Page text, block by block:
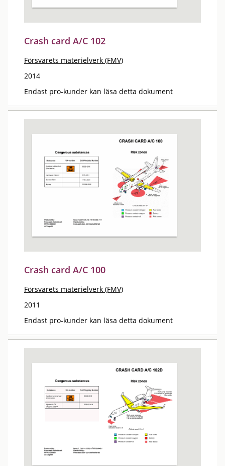
Crash card A/C 102
Försvarets materielverk (FMV)
2014
Endast pro-kunder kan läsa detta dokument
Crash card A/C 100
Försvarets materielverk (FMV)
2011
Endast pro-kunder kan läsa detta dokument